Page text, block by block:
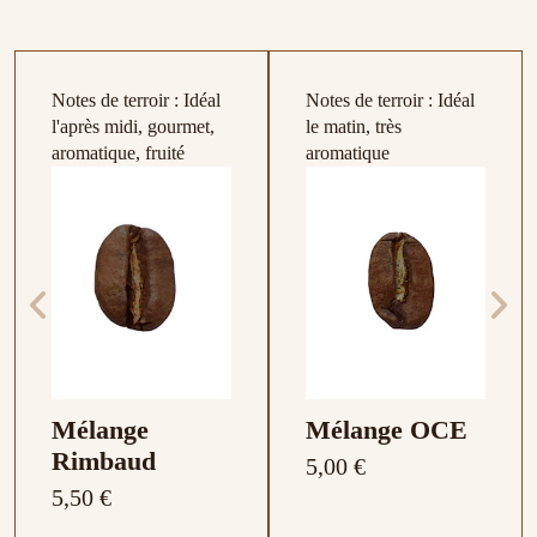
Yemen Haraz
Kitché
Papouasie
Nouvelle
7,00 €
Equateur
Palanda CE
Yemen Sumara
Éthiopie Moka
Djimmah
Mélange Italien
5,50 €
Inde Malabar
Honduras
Capucas BIO
6,00 €
Woinic Coffee
République
Barahona
7,00 €
Notes de terroir : Idéal
l'après midi, gourmet,
aromatique, fruité
Mélange
Rimbaud
5,50 €
Notes de terroir : Idéal
le matin, très
aromatique
Mélange OCE
5,00 €